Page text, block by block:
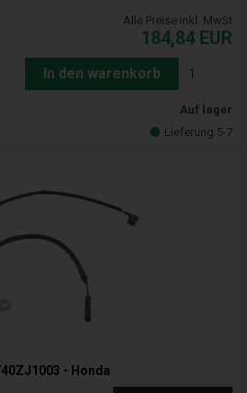
Alle Preise inkl. MwSt
184,84 EUR
In den warenkorb
Auf lager
Lieferung 5-7
- Honda